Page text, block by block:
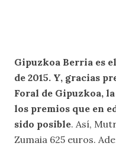
Gipuzkoa Berria es
de 2015. Y, gracias
Foral de Gipuzkoa,
los premios que en
sido posible. Así,
Zumaia 625 euros.